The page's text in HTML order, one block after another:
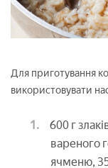
Для приготування
використовувати
600 г
вареного
ячменю,